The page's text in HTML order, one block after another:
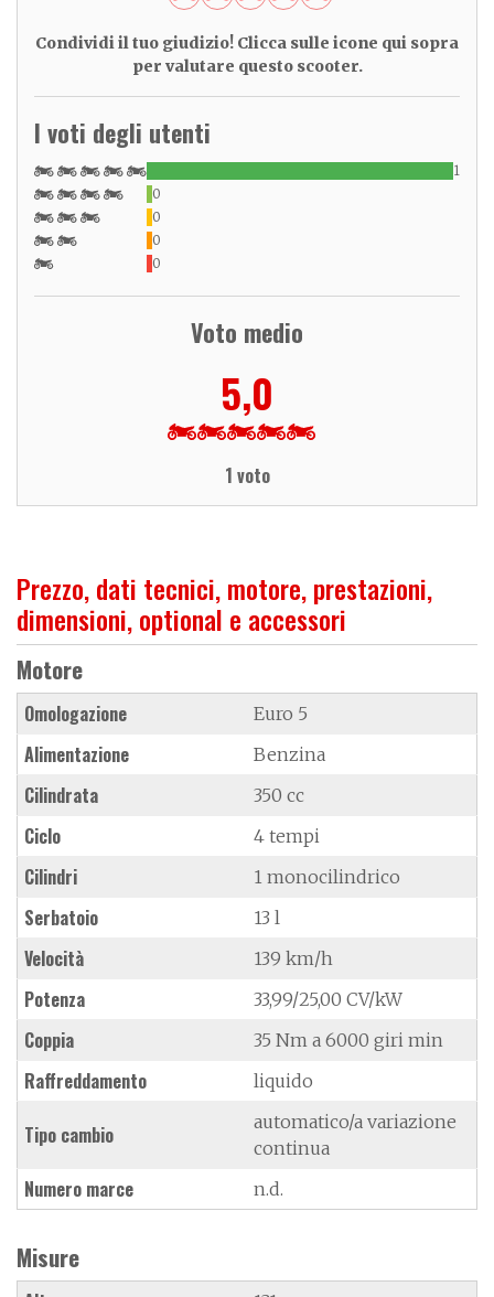
Condividi il tuo giudizio! Clicca sulle icone qui sopra
per valutare questo scooter.
I voti degli utenti
1
0
0
0
0
Voto medio
5,0
1 voto
Prezzo, dati tecnici, motore, prestazioni,
dimensioni, optional e accessori
Motore
Omologazione Euro 5
Alimentazione Benzina
Cilindrata 350 cc
Ciclo 4 tempi
Cilindri 1 monocilindrico
Serbatoio 13 l
Velocità 139 km/h
Potenza 33,99/25,00 CV/kW
Coppia 35 Nm a 6000 giri min
Raffreddamento liquido
Tipo cambio
automatico/a variazione
continua
Numero marce n.d.
Misure